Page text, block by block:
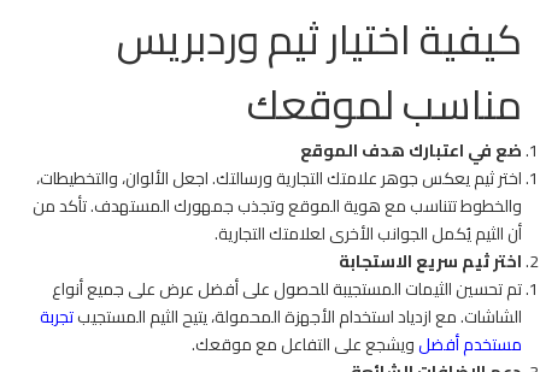
كيفية اختيار ثيم وردبريس
مناسب لموقعك
ضع في اعتبارك هدف الموقع
اختر ثيم يعكس جوهر علامتك التجارية ورسالتك. اجعل الألوان، والتخطيطات،
والخطوط تتناسب مع هوية الموقع وتجذب جمهورك المستهدف. تأكد من
أن الثيم يُكمل الجوانب الأخرى لعلامتك التجارية.
اختر ثيم سريع الاستجابة
تم تحسين الثيمات المستجيبة للحصول على أفضل عرض على جميع أنواع
الشاشات. مع ازدياد استخدام الأجهزة المحمولة، يتيح الثيم المستجيبتجربة
مستخدم أفضلويشجع على التفاعل مع موقعك.